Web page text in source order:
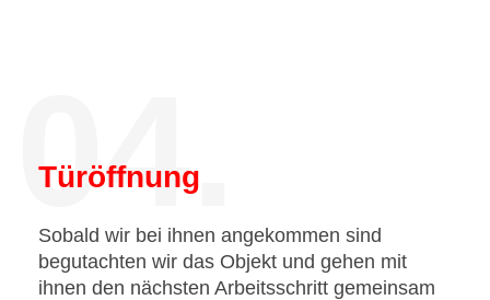
04.
Türöffnung
Sobald wir bei ihnen angekommen sind
begutachten wir das Objekt und gehen mit
ihnen den nächsten Arbeitsschritt gemeinsam